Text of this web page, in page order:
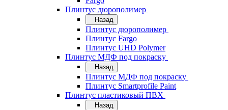
Плинтус дюрополимер
Назад
Плинтус дюрополимер
Плинтус Fargo
Плинтус UHD Polymer
Плинтус МДФ под покраску
Назад
Плинтус МДФ под покраску
Плинтус Smartprofile Paint
Плинтус пластиковый ПВХ
Назад